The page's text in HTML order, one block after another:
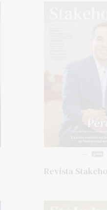
Revista